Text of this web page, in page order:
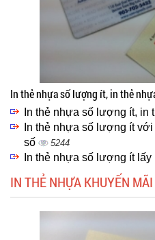
In thẻ nhựa số lượng ít, in thẻ
In thẻ nhựa số lượng ít, in
In thẻ nhựa số lượng ít
số
5244
In thẻ nhựa số lượng ít
IN THẺ NHỰA KHUYẾN MÃI